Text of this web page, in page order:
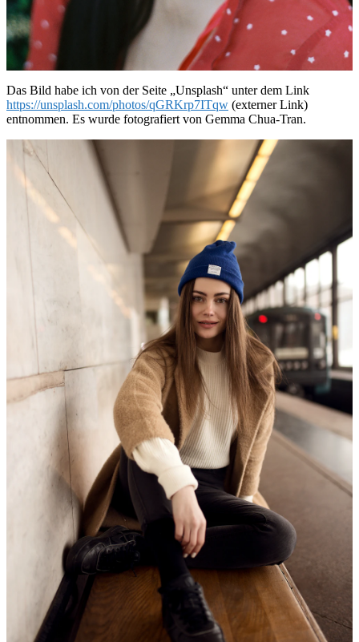
Das Bild habe ich von der Seite „Unsplash“ unter dem Link
https://unsplash.com/photos/qGRKrp7ITqw (externer Link)
entnommen. Es wurde fotografiert von Gemma Chua-Tran.